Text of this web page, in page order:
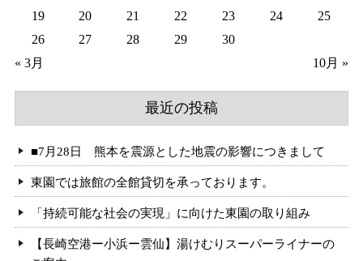
19
20 21 22 23 24
25
26
27 28 29
30
« 3月
10月 »
最近の投稿
■7月28日 熊本を震源とした地震の影響につきまして
東園では旅館の全館貸切を承っております。
「持続可能な社会の実現」に向けた東園の取り組み
【長崎空港ー小浜ー雲仙】湯けむりスーパーライナーの